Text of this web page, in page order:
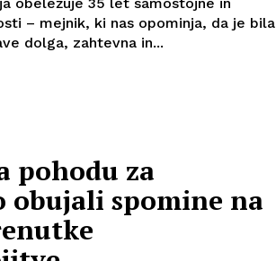
– mejnik, ki nas opominja, da je bila
dolga, zahtevna in...
pohodu za
obujali spomine na